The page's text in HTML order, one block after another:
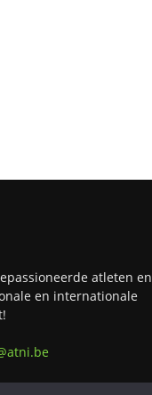
atleten en
en internationale